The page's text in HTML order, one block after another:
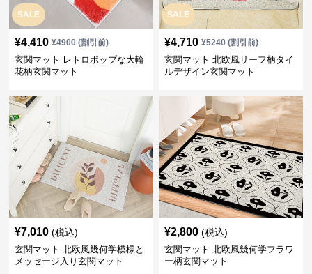
SALE
¥4,410 ¥4900(割引前)
玄関マット レトロポップな大輪
花柄玄関マット
SALE
¥4,710 ¥5240(割引前)
玄関マット 北欧風リーフ柄タイ
ルデザイン玄関マット
¥7,010 (税込)
玄関マット 北欧風幾何学模様と
メッセージ入り玄関マット
¥2,800 (税込)
玄関マット 北欧風幾何学フラワ
ー柄玄関マット